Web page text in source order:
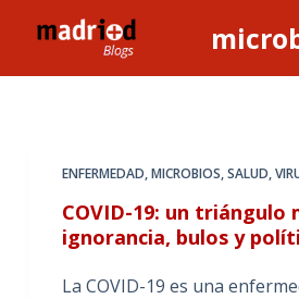
l
ENFERMEDAD,MICROBIOS,SALUD,
COVID-19: un
ignorancia, bulos y
La COVID-19 es una